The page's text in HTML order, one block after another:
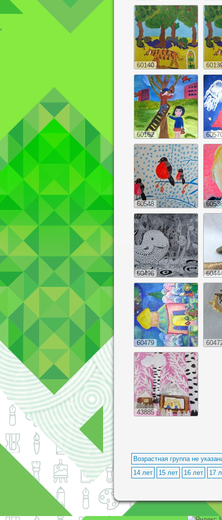
60140
60162
60548
60496
60479
43885
Возрастная группа не
14 лет
15 лет 16 лет 17